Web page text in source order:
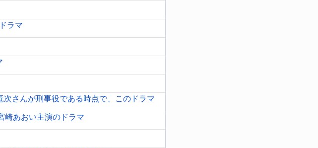
ラマ
次さんが刑事役である時点で、このドラマ
崎あおい主演のドラマ